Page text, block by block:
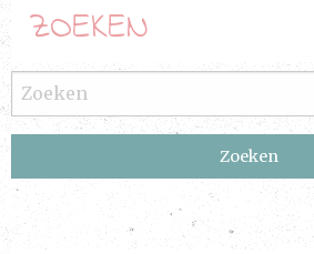
k
t
N
a
ZOEKEN